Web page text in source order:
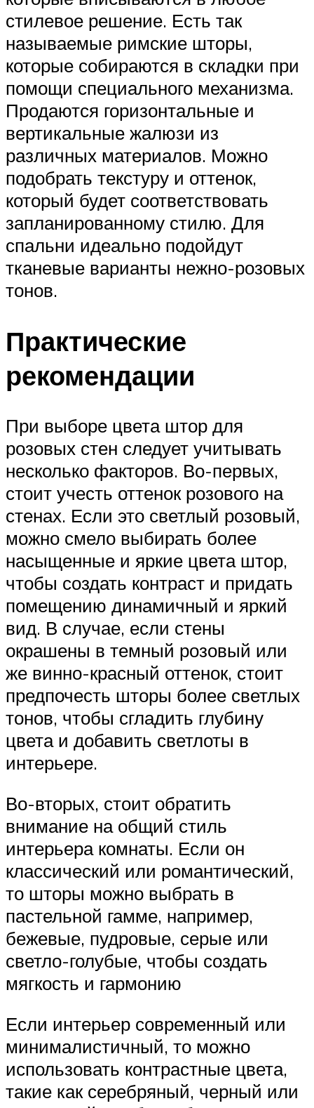
стилевое решение. Есть так
называемые римские шторы,
которые собираются в складки при
помощи специального механизма.
Продаются горизонтальные и
вертикальные жалюзи из
различных материалов. Можно
подобрать текстуру и оттенок,
который будет соответствовать
запланированному стилю. Для
спальни идеально подойдут
тканевые варианты нежно-розовых
тонов.
Практические
рекомендации
При выборе цвета штор для
розовых стен следует учитывать
несколько факторов. Во-первых,
стоит учесть оттенок розового на
стенах. Если это светлый розовый,
можно смело выбирать более
насыщенные и яркие цвета штор,
чтобы создать контраст и придать
помещению динамичный и яркий
вид. В случае, если стены
окрашены в темный розовый или
же винно-красный оттенок, стоит
предпочесть шторы более светлых
тонов, чтобы сгладить глубину
цвета и добавить светлоты в
интерьере.
Во-вторых, стоит обратить
внимание на общий стиль
интерьера комнаты. Если он
классический или романтический,
то шторы можно выбрать в
пастельной гамме, например,
бежевые, пудровые, серые или
светло-голубые, чтобы создать
мягкость и гармонию
Если интерьер современный или
минималистичный, то можно
использовать контрастные цвета,
такие как серебряный, черный или